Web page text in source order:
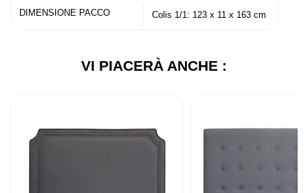
DIMENSIONE PACCO Colis 1/1: 123 x 11 x 163 cm
VI PIACERÀ ANCHE :